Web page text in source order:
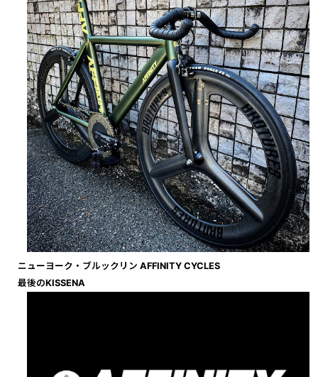
ニューヨーク・ブルックリン AFFINITY CYCLES
最後のKISSENA